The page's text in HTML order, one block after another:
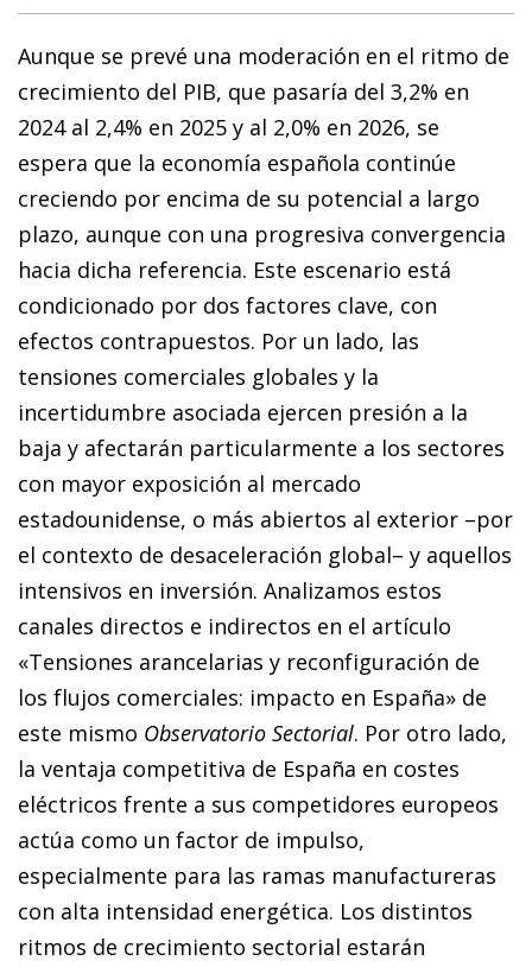
Aunque se prevé una moderación en el ritmo de
crecimiento del PIB, que pasaría del 3,2% en
2024 al 2,4% en 2025 y al 2,0% en 2026, se
espera que la economía española continúe
creciendo por encima de su potencial a largo
plazo, aunque con una progresiva convergencia
hacia dicha referencia. Este escenario está
condicionado por dos factores clave, con
efectos contrapuestos. Por un lado, las
tensiones comerciales globales y la
incertidumbre asociada ejercen presión a la
baja y afectarán particularmente a los sectores
con mayor exposición al mercado
estadounidense, o más abiertos al exterior –por
el contexto de desaceleración global– y aquellos
intensivos en inversión. Analizamos estos
canales directos e indirectos en el artículo
«Tensiones arancelarias y reconfiguración de
los flujos comerciales: impacto en España» de
este mismo Observatorio Sectorial. Por otro lado,
la ventaja competitiva de España en costes
eléctricos frente a sus competidores europeos
actúa como un factor de impulso,
especialmente para las ramas manufactureras
con alta intensidad energética. Los distintos
ritmos de crecimiento sectorial estarán